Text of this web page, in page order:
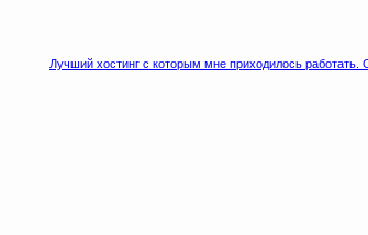
Лучший хостинг с которым мне приходилось работать.